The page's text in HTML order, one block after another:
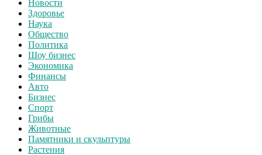
Новости
Здоровье
Наука
Общество
Политика
Шоу бизнес
Экономика
Финансы
Авто
Бизнес
Спорт
Грибы
Животные
Памятники и скульптуры
Растения